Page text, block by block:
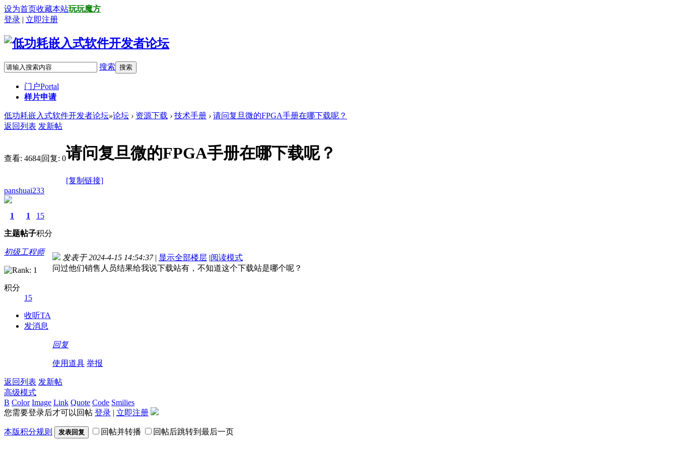
设为首页收藏本站玩玩魔方
登录 | 立即注册
搜索 搜索
门户Portal
样片申请
低功耗嵌入式软件开发者论坛»论坛 › 资源下载 › 技术手册 › 请问复旦微的FPGA手册在哪下载呢？
返回列表 发新帖
查看: 4684|回复: 0请问复旦微的FPGA手册在哪下载呢？
[复制链接]
panshuai233
1
主题
1
帖子
15
积分
初级工程师
积分
15
收听TA
发消息
发表于 2024-4-15 14:54:37 | 显示全部楼层 |阅读模式
问过他们销售人员结果给我说下载站有，不知道这个下载站是哪个呢？
回复
使用道具 举报
返回列表 发新帖
高级模式
B Color Image Link Quote Code Smilies
您需要登录后才可以回帖 登录 | 立即注册
本版积分规则 发表回复 回帖并转播 回帖后跳转到最后一页